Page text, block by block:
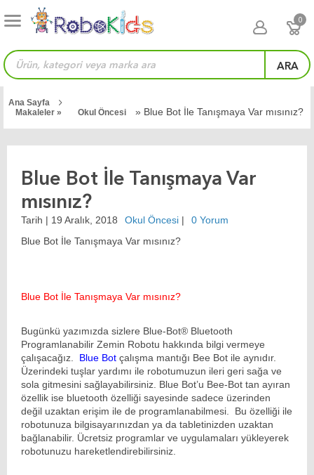
ARA
0
Ana Sayfa
Makaleler »
Okul Öncesi » Blue Bot İle Tanışmaya Var mısınız?
Blue Bot İle Tanışmaya Var
mısınız?
Tarih | 19 Aralık, 2018 Okul Öncesi |
0 Yorum
Blue Bot İle Tanışmaya Var mısınız?
Blue Bot İle Tanışmaya Var mısınız?
Bugünkü yazımızda sizlere Blue-Bot® Bluetooth
Programlanabilir Zemin Robotu hakkında bilgi vermeye
çalışacağız. Blue Bot çalışma mantığı Bee Bot ile aynıdır.
Üzerindeki tuşlar yardımı ile robotumuzun ileri geri sağa ve
sola gitmesini sağlayabilirsiniz. Blue Bot’u Bee-Bot tan ayıran
özellik ise bluetooth özelliği sayesinde sadece üzerinden
değil uzaktan erişim ile de programlanabilmesi. Bu özelliği ile
robotunuza bilgisayarınızdan ya da tabletinizden uzaktan
bağlanabilir. Ücretsiz programlar ve uygulamaları yükleyerek
robotunuzu hareketlendirebilirsiniz.